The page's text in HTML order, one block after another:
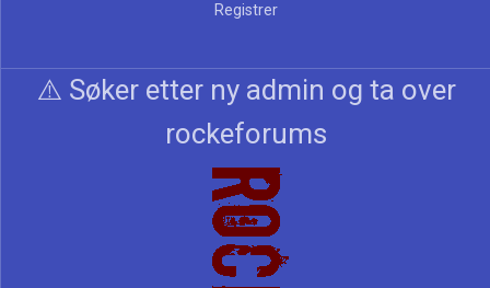
Registrer
⚠️ Søker etter ny admin og ta over
rockeforums